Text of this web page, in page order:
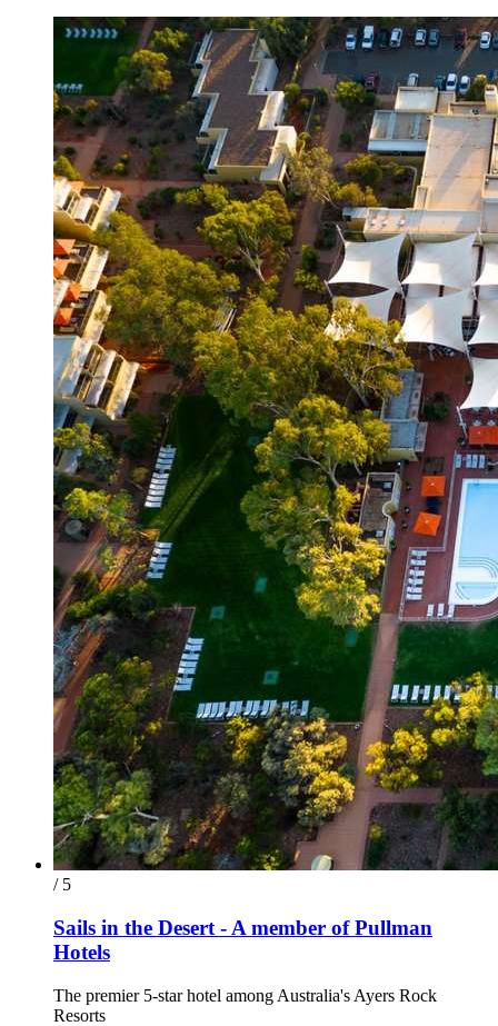
/ 5
Sails in the Desert - A member of Pullman
Hotels
The premier 5-star hotel among Australia's Ayers Rock
Resorts